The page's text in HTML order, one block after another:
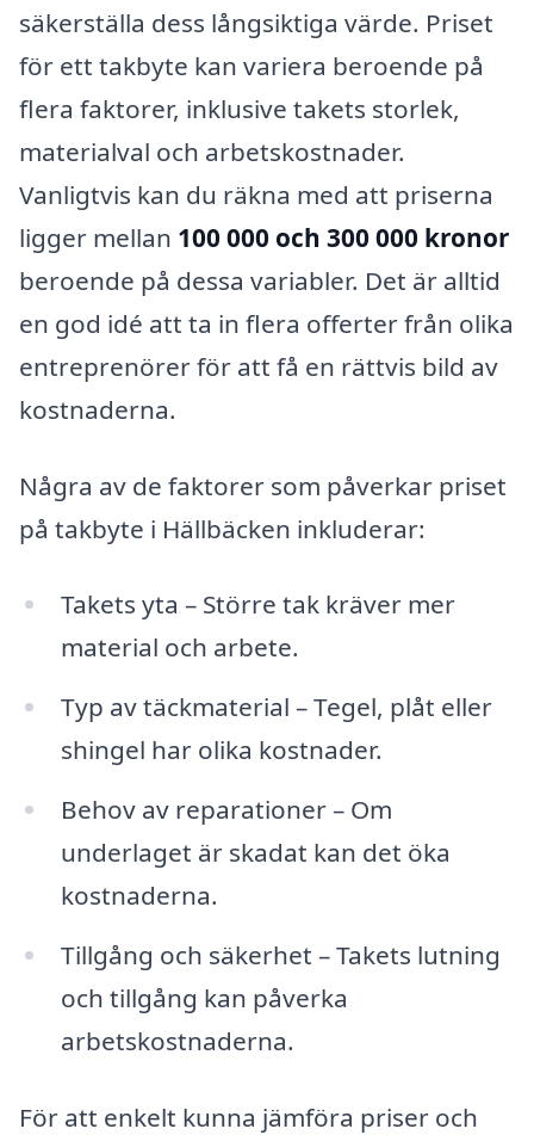
säkerställa dess långsiktiga värde. Priset
för ett takbyte kan variera beroende på
flera faktorer, inklusive takets storlek,
materialval och arbetskostnader.
Vanligtvis kan du räkna med att priserna
ligger mellan 100 000 och 300 000 kronor
beroende på dessa variabler. Det är alltid
en god idé att ta in flera offerter från olika
entreprenörer för att få en rättvis bild av
kostnaderna.
Några av de faktorer som påverkar priset
på takbyte i Hällbäcken inkluderar:
Takets yta – Större tak kräver mer
material och arbete.
Typ av täckmaterial – Tegel, plåt eller
shingel har olika kostnader.
Behov av reparationer – Om
underlaget är skadat kan det öka
kostnaderna.
Tillgång och säkerhet – Takets lutning
och tillgång kan påverka
arbetskostnaderna.
För att enkelt kunna jämföra priser och